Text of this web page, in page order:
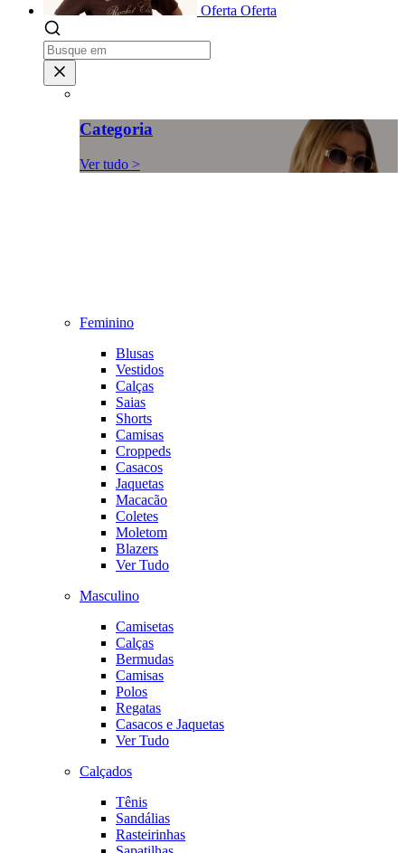
Oferta Oferta
Categoria
Ver tudo >
Feminino
Blusas
Vestidos
Calças
Saias
Shorts
Camisas
Croppeds
Casacos
Jaquetas
Macacão
Coletes
Moletom
Blazers
Ver Tudo
Masculino
Camisetas
Calças
Bermudas
Camisas
Polos
Regatas
Casacos e Jaquetas
Ver Tudo
Calçados
Tênis
Sandálias
Rasteirinhas